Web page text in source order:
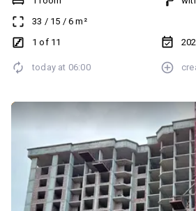
Поверх перший високий ( над комерцією)
Будинок зданий, перепис по договору
інвестиція, не упусти свій шанс.
33 / 15 / 6 m²
1 of 11
today at 06:00